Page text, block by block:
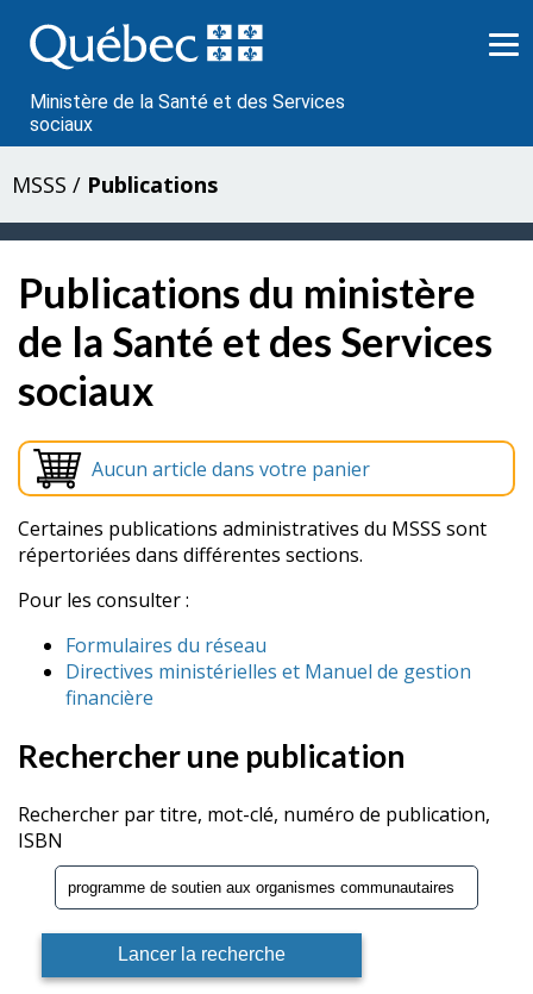
au
contenu
Ministère de la Santé et des Services
sociaux
MSSS / Publications
Publications du ministère
de la Santé et des Services
sociaux
Aucun article dans votre panier
Certaines publications administratives du MSSS sont
répertoriées dans différentes sections.
Pour les consulter :
Formulaires du réseau
Directives ministérielles et Manuel de gestion
financière
Rechercher une publication
Rechercher par titre, mot-clé, numéro de publication,
ISBN